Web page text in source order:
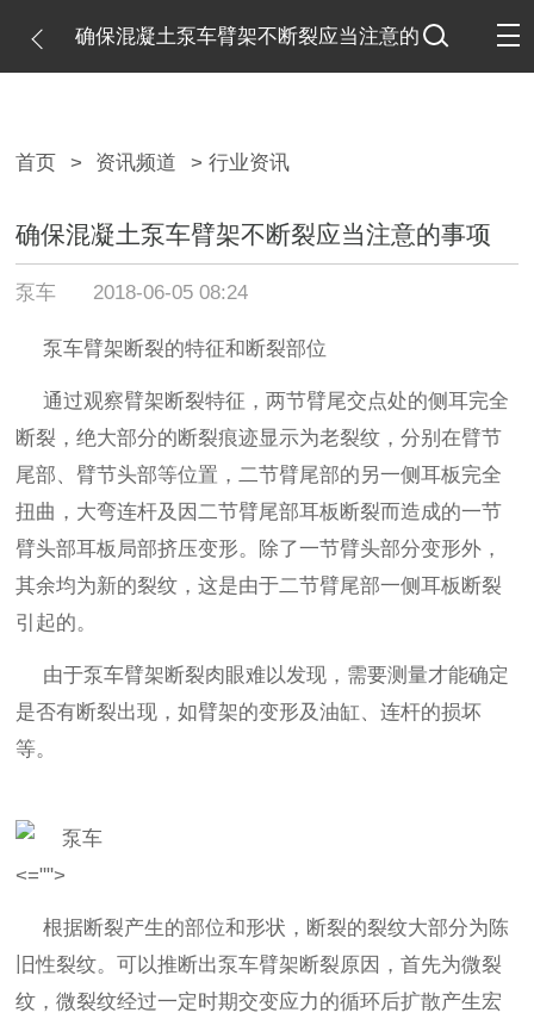
确保混凝土泵车臂架不断裂应当注意的
首页 > 资讯频道 > 行业资讯
确保混凝土泵车臂架不断裂应当注意的事项
泵车 2018-06-05 08:24
泵车臂架断裂的特征和断裂部位
通过观察臂架断裂特征，两节臂尾交点处的侧耳完全
断裂，绝大部分的断裂痕迹显示为老裂纹，分别在臂节
尾部、臂节头部等位置，二节臂尾部的另一侧耳板完全
扭曲，大弯连杆及因二节臂尾部耳板断裂而造成的一节
臂头部耳板局部挤压变形。除了一节臂头部分变形外，
其余均为新的裂纹，这是由于二节臂尾部一侧耳板断裂
引起的。
由于泵车臂架断裂肉眼难以发现，需要测量才能确定
是否有断裂出现，如臂架的变形及油缸、连杆的损坏
等。
<="">
根据断裂产生的部位和形状，断裂的裂纹大部分为陈
旧性裂纹。可以推断出泵车臂架断裂原因，首先为微裂
纹，微裂纹经过一定时期交变应力的循环后扩散产生宏